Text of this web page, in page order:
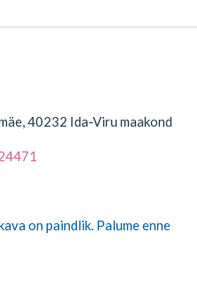
40232 Ida-Viru maakond
on paindlik. Palume enne